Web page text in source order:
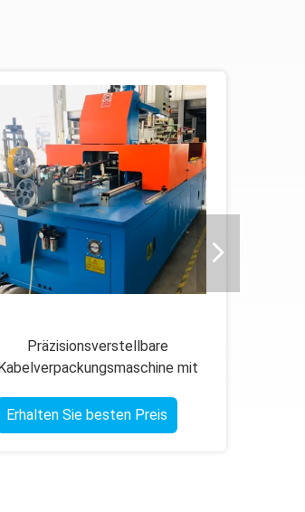
Präzisionsverstellbare
mit
Beutel/Min
Erhalten Sie besten Preis